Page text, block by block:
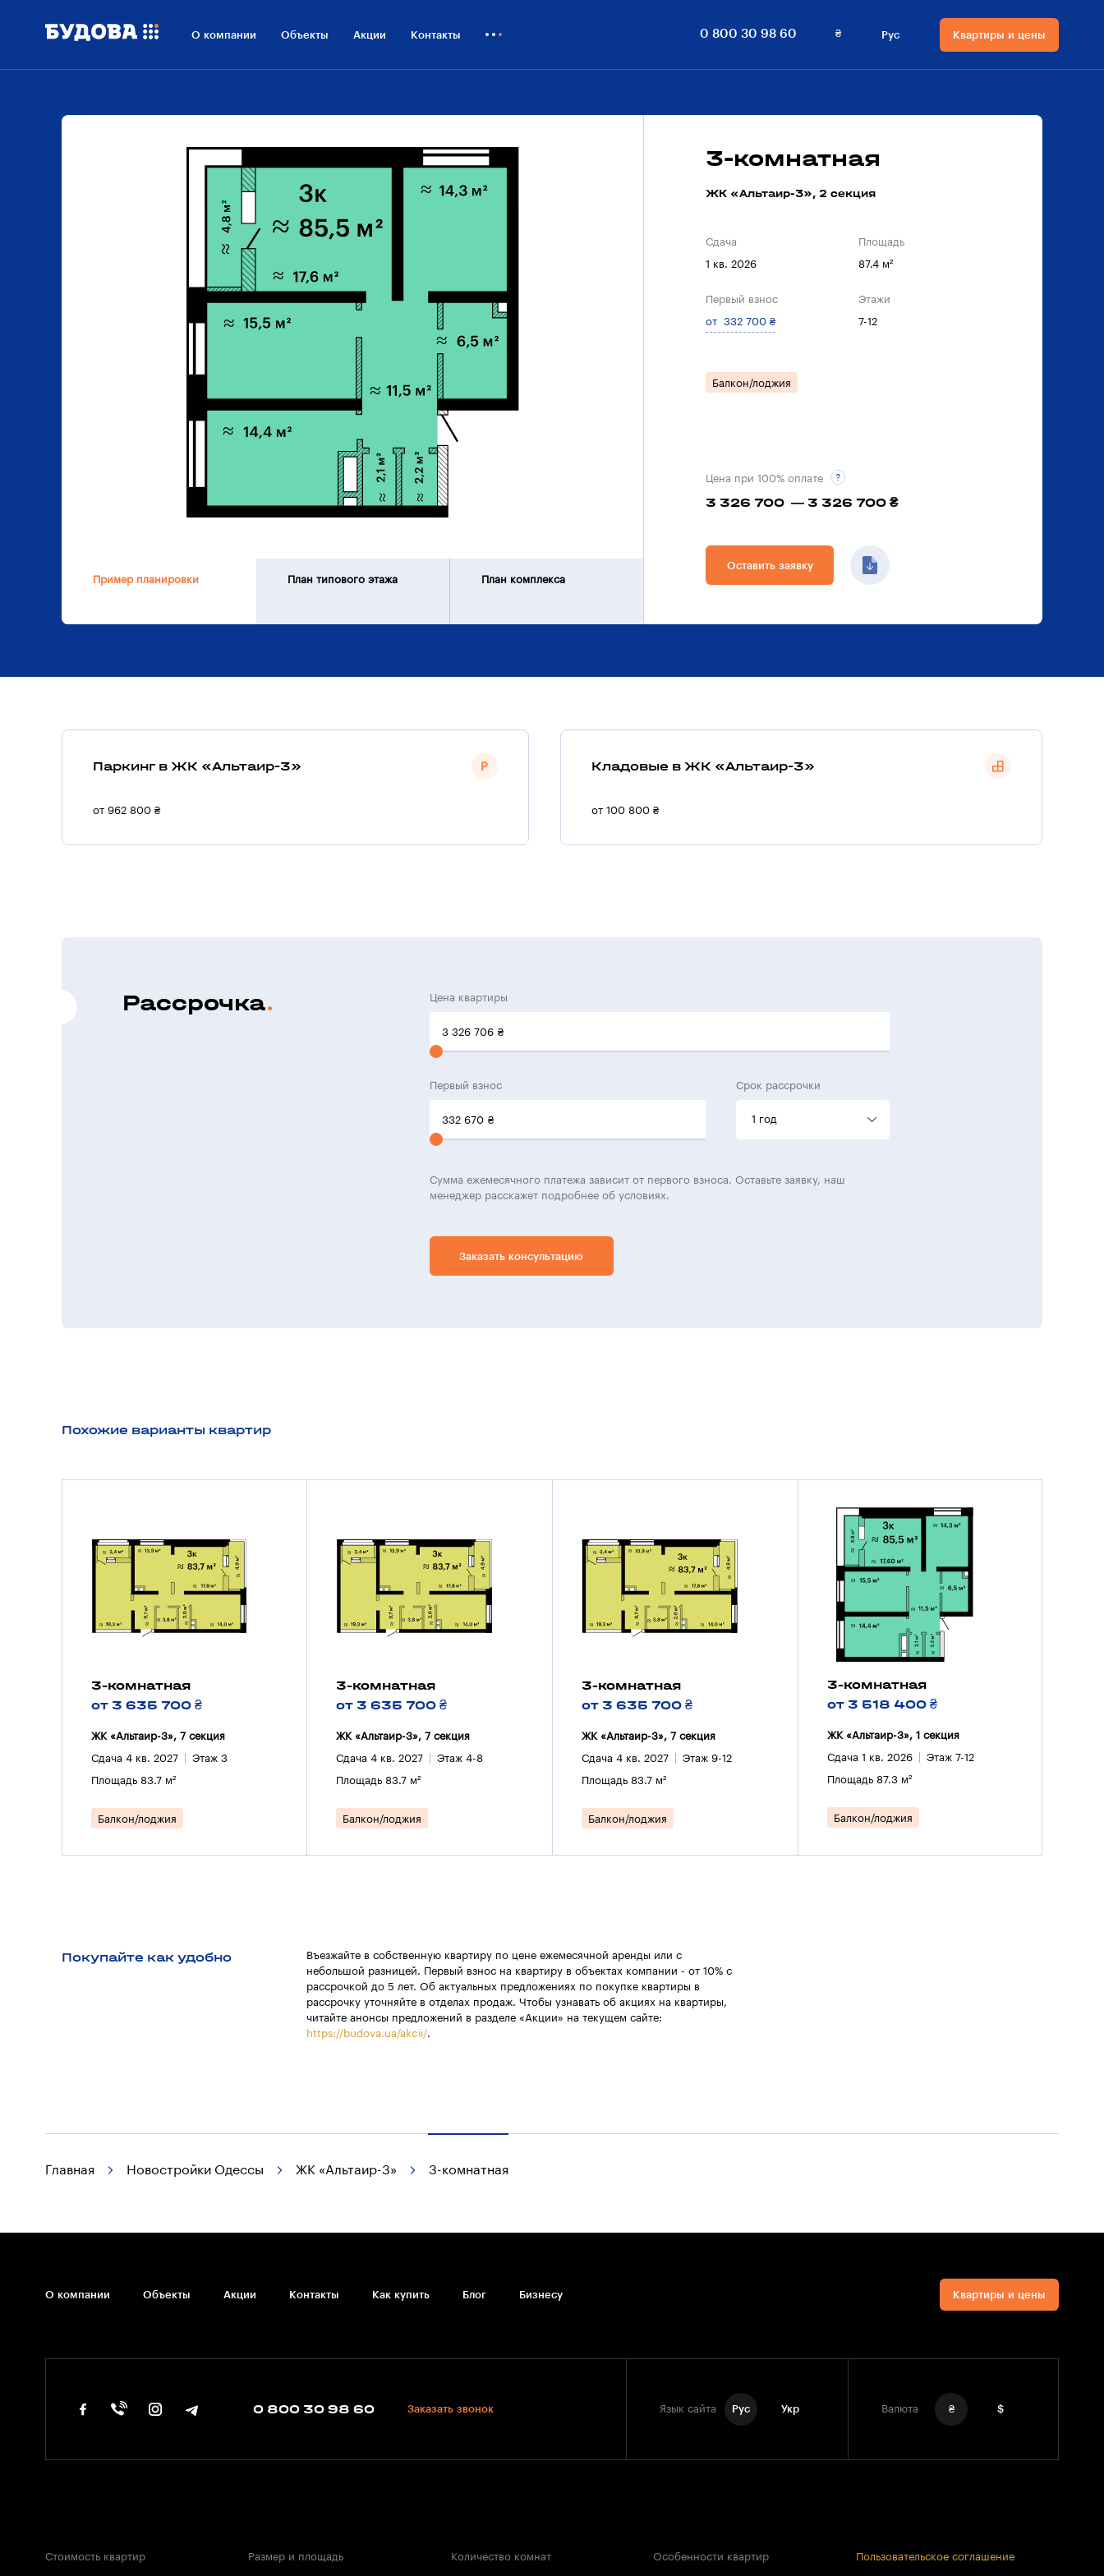
О компании Объекты Акции Контакты 0 800 30 98 60 ₴
Валюта на сайте
Рус
Язык сайта
Квартиры и цены
Пример планировки План типового этажа План комплекса
3-комнатная
ЖК «Альтаир-3», 2 секция
Сдача
1 кв. 2026
Площадь
87.4 м²
Первый взнос
от 332 700 ₴
Этажи
7-12
Балкон/лоджия
Цена при 100% оплате
3 326 700 — 3 326 700 ₴
Оставить заявку
Паркинг в ЖК «Альтаир-3»
от 962 800 ₴
Кладовые в ЖК «Альтаир-3»
от 100 800 ₴
Рассрочка Цена квартиры
3 326 706 ₴
Первый взнос
332 670 ₴
Срок рассрочки
1 год
Сумма ежемесячного платежа зависит от первого взноса. Оставьте заявку, наш
менеджер расскажет подробнее об условиях.
Заказать консультацию
Похожие варианты квартир
3-комнатная
от 3 635 700 ₴
ЖК «Альтаир-3», 7 секция
Сдача 4 кв. 2027 Этаж 3
Площадь 83.7 м²
Балкон/лоджия
3-комнатная
от 3 635 700 ₴
ЖК «Альтаир-3», 7 секция
Сдача 4 кв. 2027 Этаж 4-8
Площадь 83.7 м²
Балкон/лоджия
3-комнатная
от 3 635 700 ₴
ЖК «Альтаир-3», 7 секция
Сдача 4 кв. 2027 Этаж 9-12
Площадь 83.7 м²
Балкон/лоджия
3-комнатная
от 3 518 400 ₴
ЖК «Альтаир-3», 1 секция
Сдача 1 кв. 2026 Этаж 7-12
Площадь 87.3 м²
Балкон/лоджия
Покупайте как удобно
Въезжайте в собственную квартиру по цене ежемесячной аренды или с
небольшой разницей. Первый взнос на квартиру в объектах компании - от 10% с
рассрочкой до 5 лет. Об актуальных предложениях по покупке квартиры в
рассрочку уточняйте в отделах продаж. Чтобы узнавать об акциях на квартиры,
читайте анонсы предложений в разделе «Акции» на текущем сайте:
https://budova.ua/akcii/.
Главная Новостройки Одессы ЖК «Альтаир-3» 3-комнатная
О компании Объекты Акции Контакты Как купить Блог Бизнесу Квартиры и цены
0 800 30 98 60 Заказать звонок Язык сайта Рус Укр Валюта ₴ $
Стоимость квартир Размер и площадь Количество комнат Особенности квартир Пользовательское соглашение